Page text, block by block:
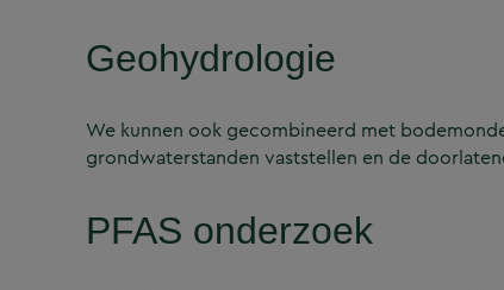
Geohydrologie
We kunnen ook gecombineerd met
grondwaterstanden vaststellen en de
PFAS onderzoek